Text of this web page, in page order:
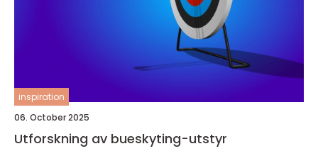
inspiration
06. October 2025
Utforskning av bueskyting-utstyr